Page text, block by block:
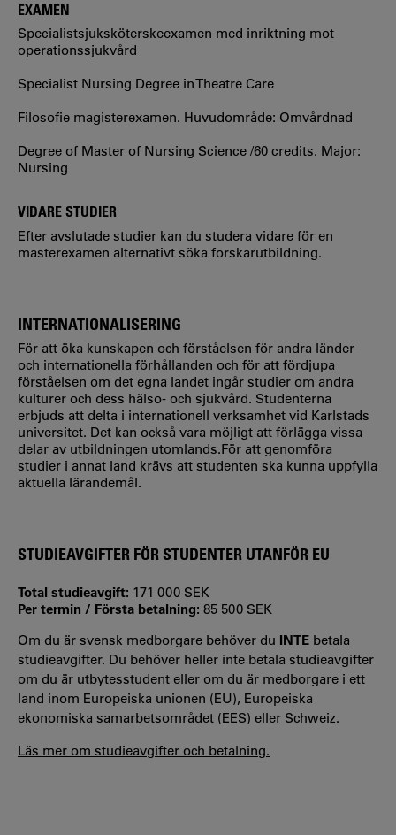
EXAMEN
Specialistsjuksköterskeexamen med inriktning mot
operationssjukvård
Specialist Nursing Degree in Theatre Care
Filosofie magisterexamen. Huvudområde: Omvårdnad
Degree of Master of Nursing Science /60 credits. Major:
Nursing
VIDARE STUDIER
Efter avslutade studier kan du studera vidare för en
masterexamen alternativt söka forskarutbildning.
INTERNATIONALISERING
För att öka kunskapen och förståelsen för andra länder
och internationella förhållanden och för att fördjupa
förståelsen om det egna landet ingår studier om andra
kulturer och dess hälso- och sjukvård. Studenterna
erbjuds att delta i internationell verksamhet vid Karlstads
universitet. Det kan också vara möjligt att förlägga vissa
delar av utbildningen utomlands.För att genomföra
studier i annat land krävs att studenten ska kunna uppfylla
aktuella lärandemål.
STUDIEAVGIFTER FÖR STUDENTER UTANFÖR EU
Total studieavgift: 171 000 SEK
Per termin / Första betalning: 85 500 SEK
Om du är svensk medborgare behöver du INTE betala
studieavgifter. Du behöver heller inte betala studieavgifter
om du är utbytesstudent eller om du är medborgare i ett
land inom Europeiska unionen (EU), Europeiska
ekonomiska samarbetsområdet (EES) eller Schweiz.
Läs mer om studieavgifter och betalning.